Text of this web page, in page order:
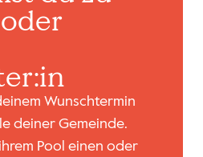
Wunschtermin
deiner Gemeinde.
Pool einen oder